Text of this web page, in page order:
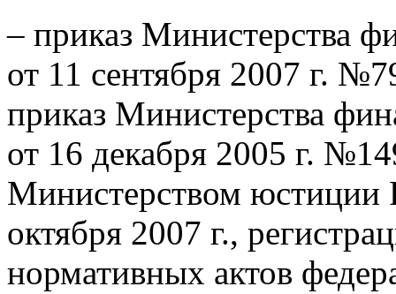
– приказ Министерства
от 11 сентября 2007 г.
приказ Министерства
от 16 декабря 2005 г.
Министерством юстиции
октября 2007 г.,
нормативных актов